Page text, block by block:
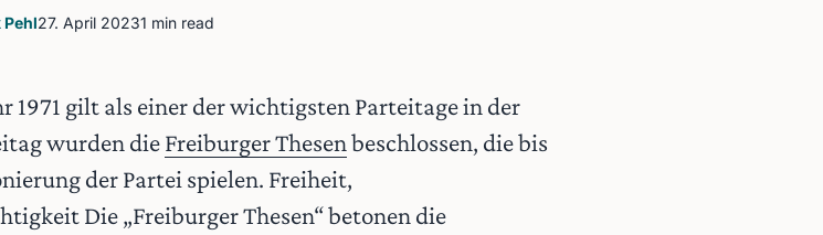
Pehl27. April 20231 min read
1971 gilt als einer der wichtigsten Parteitage in der
wurden dieFreiburger Thesenbeschlossen, die bis
der Partei spielen. Freiheit,
Die „Freiburger Thesen“ betonen die